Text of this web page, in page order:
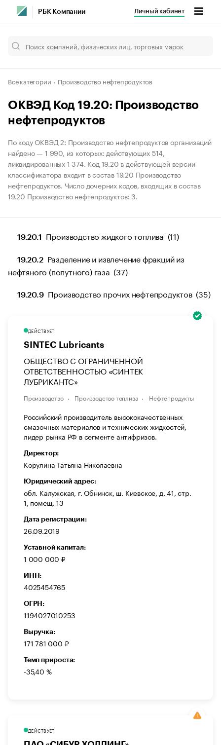
РБК Компании Личный кабинет
Все категории Производство нефтепродуктов
ОКВЭД Код 19.20: Производство
нефтепродуктов
По коду ОКВЭД 2: Производство нефтепродуктов организаций
найдено — 1 990, из которых: действующих 514,
ликвидированных 1 374. Код 19.20 в действующей версии
классификатора входит в состав 19.20 Производство
нефтепродуктов. Число дочерних кодов, входящих в состав
19.20 Производство нефтепродуктов: 3.
19.20.1 Производство жидкого топлива (11)
19.20.2 Разделение и извлечение фракций из
нефтяного (попутного) газа (37)
19.20.9 Производство прочих нефтепродуктов (35)
ДЕЙСТВУЕТ
SINTEC Lubricants
ОБЩЕСТВО С ОГРАНИЧЕННОЙ
ОТВЕТСТВЕННОСТЬЮ «СИНТЕК
ЛУБРИКАНТС»
Производство Производство топлива Нефтепродукты
Российский производитель высококачественных
смазочных материалов и технических жидкостей,
лидер рынка РФ в сегменте антифризов.
Директор:
Корулина Татьяна Николаевна
Юридический адрес:
обл. Калужская, г. Обнинск, ш. Киевское, д. 41, стр.
1, помещ. 13
Дата регистрации:
26.09.2019
Уставной капитал:
1 000 000 ₽
ИНН:
4025454765
ОГРН:
1194027010253
Выручка:
171 781 000 ₽
Темп прироста:
-35,40 %
ДЕЙСТВУЕТ